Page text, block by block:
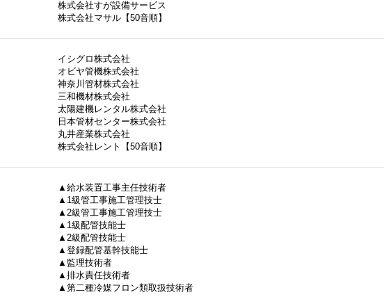
株式会社すが設備サービス
株式会社マサル【50音順】
イシグロ株式会社
オビヤ管機株式会社
神奈川管材株式会社
三和機材株式会社
太陽建機レンタル株式会社
日本管材センター株式会社
丸井産業株式会社
株式会社レント【50音順】
▲給水装置工事主任技術者
▲1級管工事施工管理技士
▲2級管工事施工管理技士
▲1級配管技能士
▲2級配管技能士
▲登録配管基幹技能士
▲監理技術者
▲排水責任技術者
▲第二種冷媒フロン類取扱技術者